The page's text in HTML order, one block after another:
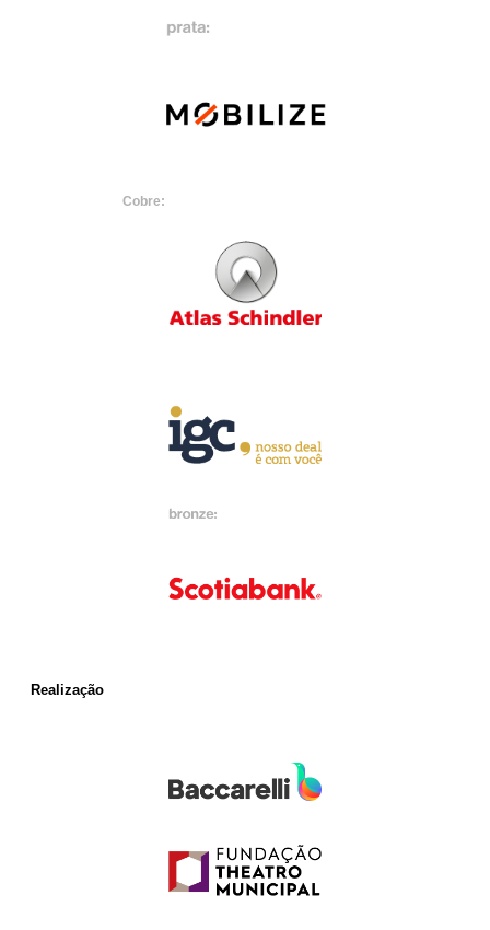
Cobre:
Realização